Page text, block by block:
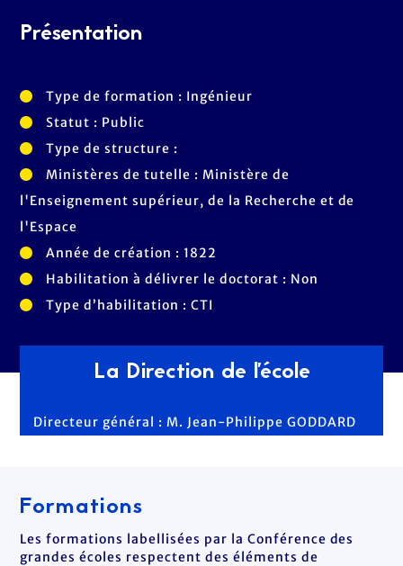
Présentation
Type de formation : Ingénieur
Statut : Public
Type de structure :
Ministères de tutelle : Ministère de
l'Enseignement supérieur, de la Recherche et de
l'Espace
Année de création : 1822
Habilitation à délivrer le doctorat : Non
Type d’habilitation : CTI
La Direction de l'école
Directeur général : M. Jean-Philippe GODDARD
Formations
Les formations labellisées par la Conférence des
grandes écoles respectent des éléments de